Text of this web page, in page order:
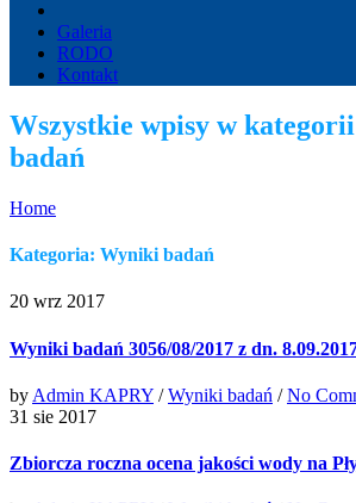
Galeria
RODO
Kontakt
Wszystkie wpisy w
badań
Home
Kategoria: Wyniki badań
20 wrz 2017
Wyniki badań 3056/08/2017 z dn.
by Admin KAPRY /Wyniki badań /No
31 sie 2017
Zbiorcza roczna ocena jakości wody na